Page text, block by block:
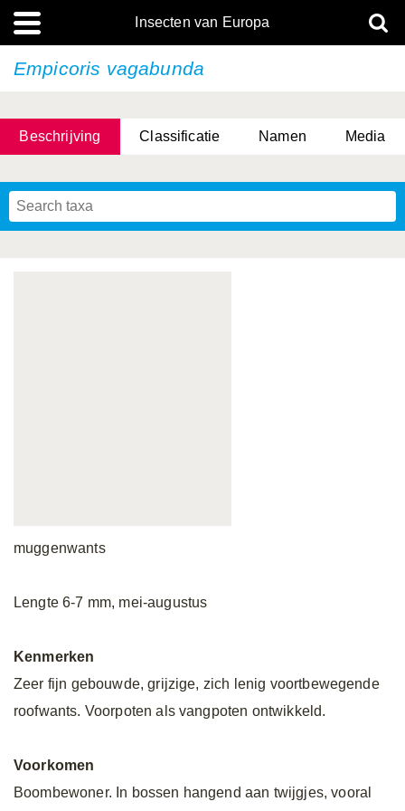
Insecten van Europa
Empicoris vagabunda
Beschrijving Classificatie Namen Media
muggenwants
Lengte 6-7 mm, mei-augustus
Kenmerken
Zeer fijn gebouwde, grijzige, zich lenig voortbewegende
roofwants. Voorpoten als vangpoten ontwikkeld.
Voorkomen
Boombewoner. In bossen hangend aan twijgjes, vooral